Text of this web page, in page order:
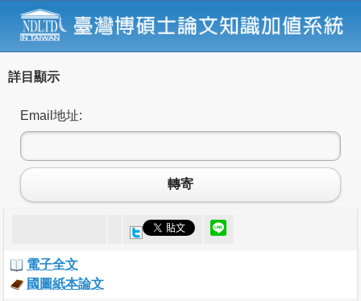
詳目顯示
Email地址:
轉寄
電子全文
國圖紙本論文